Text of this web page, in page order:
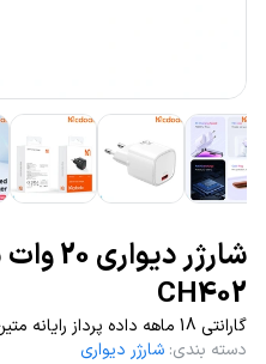
CH402
گارانتی 18 ماهه داده پرداز رایانه متین
دسته بندی: شارژر دیواری